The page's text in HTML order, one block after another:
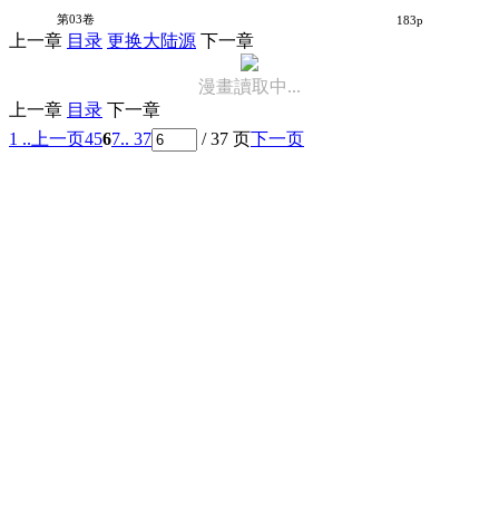
第03卷 183p
上一章 目录 更换大陆源 下一章
漫畫讀取中...
上一章 目录 下一章
1 .. 上一页4567.. 37 / 37 页下一页